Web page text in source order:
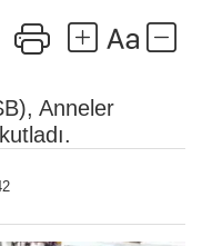
Anneler